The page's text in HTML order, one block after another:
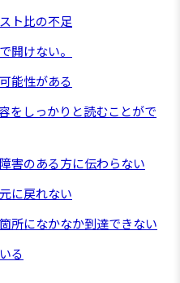
ト比の不足
開けない。
能性がある
をしっかりと読むことがで
害のある方に伝わらない
に戻れない
所になかなか到達できない
る